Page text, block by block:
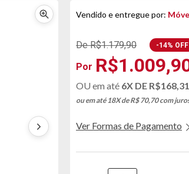
Vendido e entregue por:
De R$1.179,90 -14% OFF
6X DE R$168,31
ou em até 18X de R$ 70,70com
Ver Formas de Pagamento